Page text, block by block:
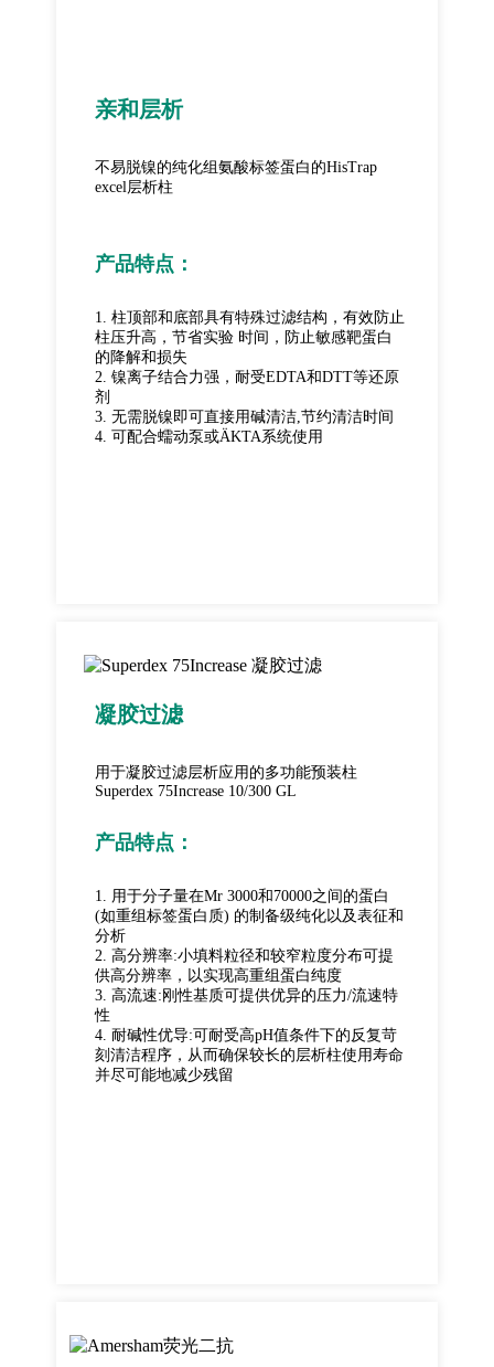
亲和层析
不易脱镍的纯化组氨酸标签蛋白的HisTrap
excel层析柱
产品特点：
1. 柱顶部和底部具有特殊过滤结构，有效防止
柱压升高，节省实验 时间，防止敏感靶蛋白
的降解和损失
2. 镍离子结合力强，耐受EDTA和DTT等还原
剂
3. 无需脱镍即可直接用碱清洁,节约清洁时间
4. 可配合蠕动泵或ÄKTA系统使用
凝胶过滤
用于凝胶过滤层析应用的多功能预装柱
Superdex 75Increase 10/300 GL
产品特点：
1. 用于分子量在Mr 3000和70000之间的蛋白
(如重组标签蛋白质) 的制备级纯化以及表征和
分析
2. 高分辨率:小填料粒径和较窄粒度分布可提
供高分辨率，以实现高重组蛋白纯度
3. 高流速:刚性基质可提供优异的压力/流速特
性
4. 耐碱性优导:可耐受高pH值条件下的反复苛
刻清洁程序，从而确保较长的层析柱使用寿命
并尽可能地减少残留